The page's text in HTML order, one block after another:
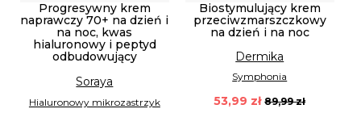
Progresywny krem
naprawczy 70+ na dzień i
na noc, kwas
hialuronowy i peptyd
odbudowujący
Soraya
Hialuronowy mikrozastrzyk
Biostymulujący krem
przeciwzmarszczkowy
na dzień i na noc
Dermika
Symphonia
53,99 zł 89,99 zł